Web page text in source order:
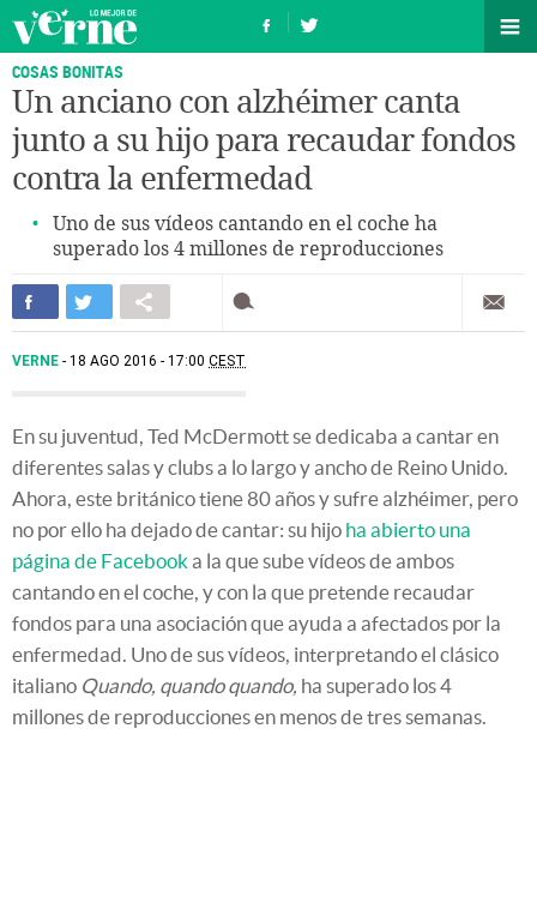
COSAS BONITAS
Un anciano con alzhéimer canta
junto a su hijo para recaudar fondos
contra la enfermedad
Uno de sus vídeos cantando en el coche ha
superado los 4 millones de reproducciones
VERNE 18 AGO 2016 - 17:00 CEST
En su juventud, Ted McDermott se dedicaba a cantar en
diferentes salas y clubs a lo largo y ancho de Reino Unido.
Ahora, este británico tiene 80 años y sufre alzhéimer, pero
no por ello ha dejado de cantar: su hijo ha abierto una
página de Facebooka la que sube vídeos de ambos
cantando en el coche, y con la que pretende recaudar
fondos para una asociación que ayuda a afectados por la
enfermedad. Uno de sus vídeos, interpretando el clásico
italiano Quando, quando quando, ha superado los 4
millones de reproducciones en menos de tres semanas.